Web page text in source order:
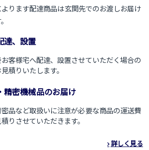
ります配達商品は玄関先でのお渡しお届け
達、設置
客様宅へ配達、設置させていただく場合の
積りいたします。
精密機械品のお届け
品など取扱いに注意が必要な商品の運送費
りさせていただきます。
詳しく見る